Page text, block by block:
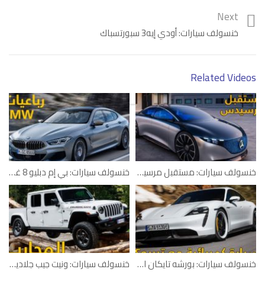
Category: فيديو
Next
خنسولف سيارات: أودي إيه3 سبورتسباك
Related Videos
خنسولف سيارات: بي إم دبليو 8 غران كوبيه خنسولف سيارات: مستقبل مرسيدس-بنز
خنسولف سيارات: ونيت جيب جلاديتور خنسولف سيارات: بورشه تايكان الكهربائية